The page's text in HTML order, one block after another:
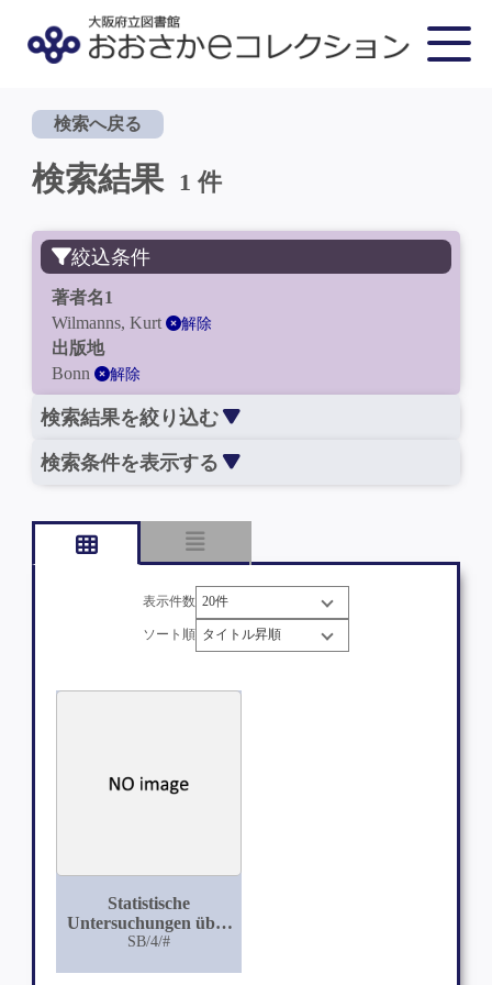
検索へ戻る
検索結果 1 件
絞込条件
著者名1
Wilmanns, Kurt
解除
出版地
Bonn
解除
検索結果を絞り込む
検索条件を表示する
表示件数
ソート順
Statistische
Untersuchungen über
Haftpsychosen
SB/4/#